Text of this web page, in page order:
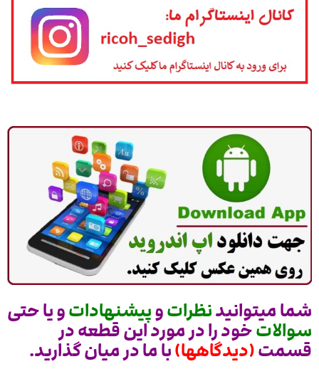
شما میتوانیدنظراتوپیشنهاداتو یا حتی
سوالاتخود را در مورد این قطعه در
قسمت(دیدگاهها)با ما در میان گذارید.